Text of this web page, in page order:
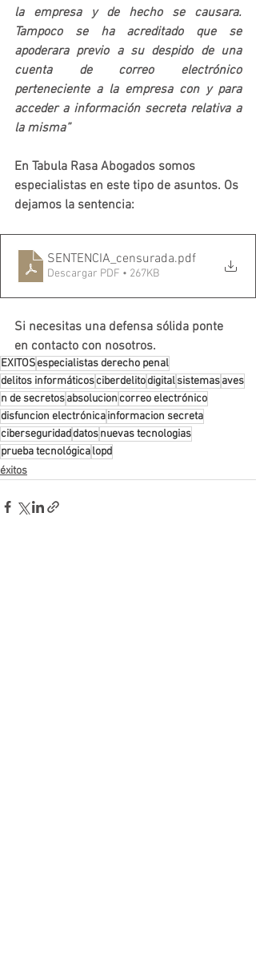
la empresa y de hecho se causara.
Tampoco se ha acreditado que se
apoderara previo a su despido de una
cuenta de correo electrónico
perteneciente a la empresa con y para
acceder a información secreta relativa a
la misma”
En Tabula Rasa Abogados somos
especialistas en este tipo de asuntos. Os
dejamos la sentencia:
SENTENCIA_censurada.pdf
Descargar PDF • 267KB
Si necesitas una defensa sólida ponte
en contacto con nosotros.
EXITOSespecialistas derecho penal
delitos informáticosciberdelitodigitalsistemasaves
n de secretosabsolucioncorreo electrónico
disfuncion electrónicainformacion secreta
ciberseguridaddatosnuevas tecnologias
prueba tecnológicalopd
éxitos